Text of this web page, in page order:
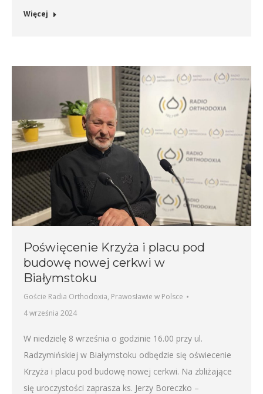
Więcej
Poświęcenie Krzyża i placu pod
budowę nowej cerkwi w
Białymstoku
Goście Radia Orthodoxia, Prawosławie w Polsce
4 września 2024
W niedzielę 8 września o godzinie 16.00 przy ul.
Radzymińskiej w Białymstoku odbędzie się oświecenie
Krzyża i placu pod budowę nowej cerkwi. Na zbliżające
się uroczystości zaprasza ks. Jerzy Boreczko –